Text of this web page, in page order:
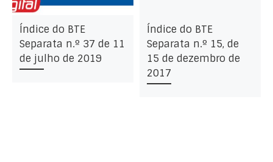
Índice do BTE
Separata n.º 37 de 11
de julho de 2019
Índice do BTE
Separata n.º 15, de
15 de dezembro de
2017